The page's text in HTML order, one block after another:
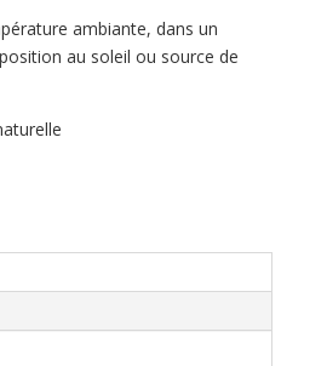
ambiante, dans un
au soleil ou source de